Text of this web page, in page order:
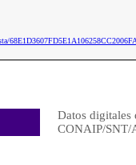
Datos digitales
CONAIP/SNT/